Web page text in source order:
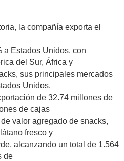
la compañía exporta el
a Estados Unidos, con
del Sur, África y
sus principales mercados
Unidos.
de 32.74 millones de
de cajas
valor agregado de snacks,
fresco y
alcanzando un total de 1.564
de